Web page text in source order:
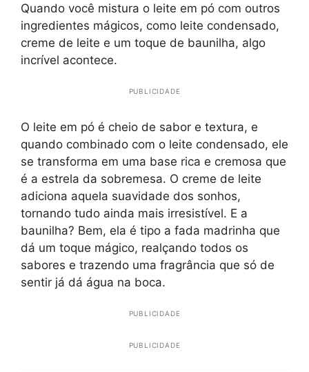
Quando você mistura o leite em pó com outros
ingredientes mágicos, como leite condensado,
creme de leite e um toque de baunilha, algo
incrível acontece.
PUBLICIDADE
O leite em pó é cheio de sabor e textura, e
quando combinado com o leite condensado, ele
se transforma em uma base rica e cremosa que
é a estrela da sobremesa. O creme de leite
adiciona aquela suavidade dos sonhos,
tornando tudo ainda mais irresistível. E a
baunilha? Bem, ela é tipo a fada madrinha que
dá um toque mágico, realçando todos os
sabores e trazendo uma fragrância que só de
sentir já dá água na boca.
PUBLICIDADE
PUBLICIDADE